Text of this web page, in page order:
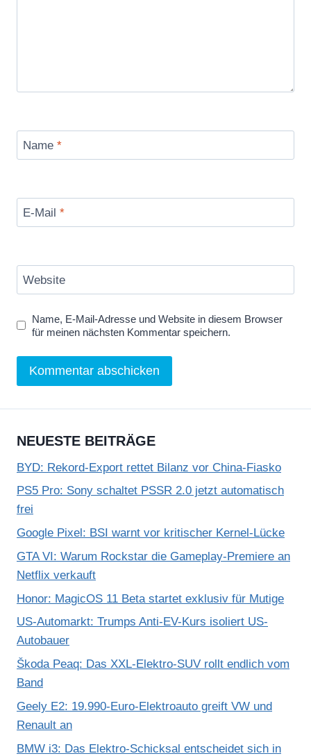
Name *
E-Mail *
Website
Name, E-Mail-Adresse und Website in diesem Browser
für meinen nächsten Kommentar speichern.
NEUESTE BEITRÄGE
BYD: Rekord-Export rettet Bilanz vor China-Fiasko
PS5 Pro: Sony schaltet PSSR 2.0 jetzt automatisch
frei
Google Pixel: BSI warnt vor kritischer Kernel-Lücke
GTA VI: Warum Rockstar die Gameplay-Premiere an
Netflix verkauft
Honor: MagicOS 11 Beta startet exklusiv für Mutige
US-Automarkt: Trumps Anti-EV-Kurs isoliert US-
Autobauer
Škoda Peaq: Das XXL-Elektro-SUV rollt endlich vom
Band
Geely E2: 19.990-Euro-Elektroauto greift VW und
Renault an
BMW i3: Das Elektro-Schicksal entscheidet sich in